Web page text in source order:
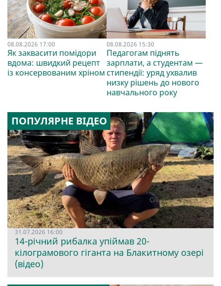
08.08.2026 17:00
Як заквасити помідори
вдома: швидкий рецепт
із консервованим хріном
08.08.2026 15:30
Педагогам піднять
зарплати, а студентам —
стипендії: уряд ухвалив
низку рішень до нового
навчального року
ПОПУЛЯРНЕ ВІДЕО
31.07.2026 16:00
14-річний рибалка упіймав 20-
кілограмового гіганта на Блакитному озері
(відео)